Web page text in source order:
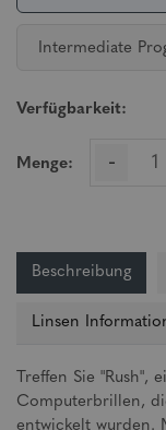
Intermediate
Verfügbarkeit:
Menge: -
Beschreibung
Linsen
Treffen Sie "Rush",
Computerbrillen,
entwickelt wurden.